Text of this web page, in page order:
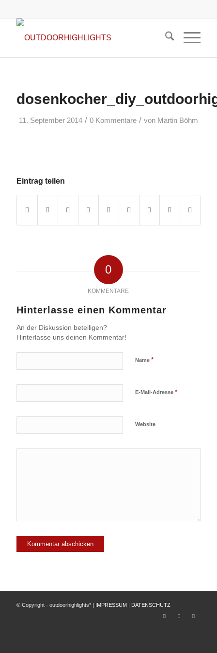
11. September 2014 / 0 Kommentare / von Martin Böhm
Eintrag teilen
0
KOMMENTARE
Hinterlasse einen Kommentar
An der Diskussion beteiligen?
Hinterlasse uns deinen Kommentar!
Name *
E-Mail-Adresse *
Website
© Copyright - outdoorhighlights* | IMPRESSUM DATENSCHUTZ